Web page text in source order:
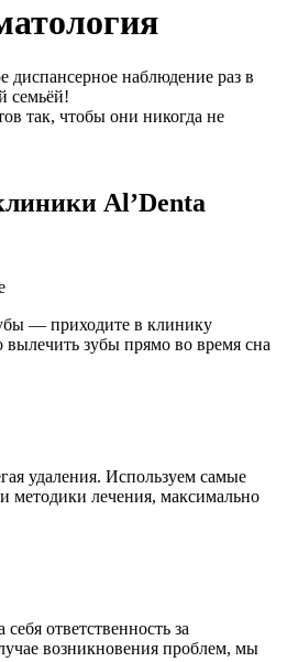
диспансерное наблюдение раз в
семьёй!
так, чтобы они никогда не
Al’Denta
— приходите в клинику
вылечить зубы прямо во время сна
удаления. Используем самые
методики лечения, максимально
ответственность за
возникновения проблем, мы